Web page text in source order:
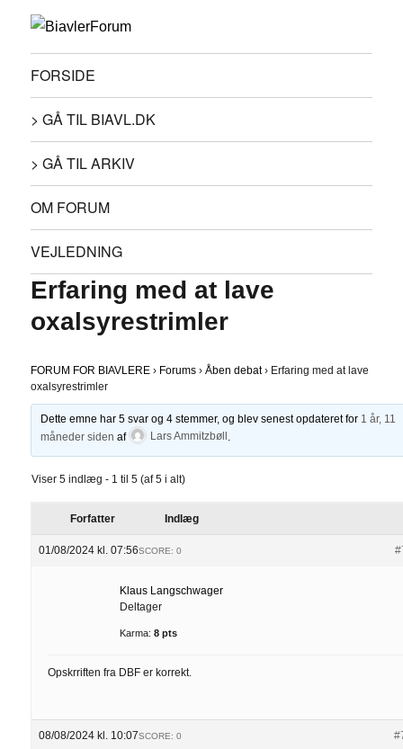
FORSIDE
> GÅ TIL BIAVL.DK
> GÅ TIL ARKIV
OM FORUM
VEJLEDNING
Erfaring med at lave
oxalsyrestrimler
FORUM FOR BIAVLERE › Forums › Åben debat › Erfaring med at lave
oxalsyrestrimler
Dette emne har 5 svar og 4 stemmer, og blev senest opdateret for 1 år, 11
måneder siden af Lars Ammitzbøll
Viser 5 indlæg - 1 til 5 (af 5 i alt)
Forfatter Indlæg
01/08/2024 kl. 07:56SCORE: 0
Klaus Langschwager
Deltager
Karma: 8 pts
Opskrriften fra DBF er korrekt.
08/08/2024 kl. 10:07SCORE: 0